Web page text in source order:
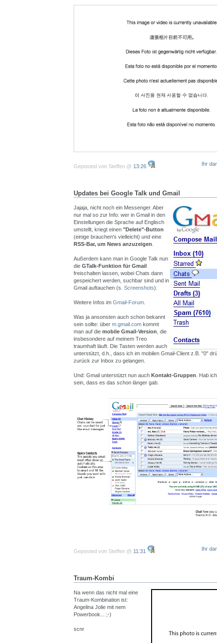
Geposted von Steffen @ 13:26 Ihr
Updates bei Google Talk und Gmail
Jajaja, nicht noch ein Messenger. Aber
nur mal so zur Info: wer in Gmail in den
Einstellungen die Sprache auf Englisch
umstellt, kriegt einen "Delete"-Button
(einige brauchen's vielleicht) und eine
RSS-Bar, um News anzuzeigen
Außerdem kann man in Google Talk nun
die GTalk-Funktion für Gmail
freischalten lassen, wobei Chats dann
gespeichert werden, suchbar sind und in
Gmail auftauchen (s. Screenshots).
Weitere Infos im Gmail-Forum
Was ja ansonsten auch schon bekannt
sein sollte: über m.gmail.com kommt
man auf die mobile Gmail-Version , die
insbesondere auf meinem Treo
traumhaft läuft. Die Tasten werden auch
unterstützt, d.h., dass ich im mobilen Gmail-Client z.B. "0"
zurück zur Inbox zu gelangen.
Und: Gmail unterstützt nun auch Kontakt-Gruppen . Hab
sein, dass es das schon länger gab.
Geposted von Steffen @ 11:31 Ihr
Traum-Kombi
Na wenn das nicht mal eine
Traum-Kombination ist:
Angelina Jolie mit nem
Powerbook... ;-)
scnr